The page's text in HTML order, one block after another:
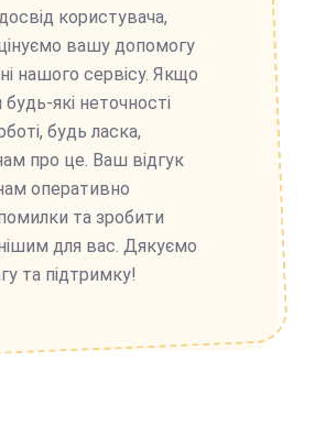
користувача,
вашу допомогу
нашого сервісу. Якщо
які неточності
будь ласка,
про це. Ваш відгук
оперативно
та зробити
для вас. Дякуємо
та підтримку!